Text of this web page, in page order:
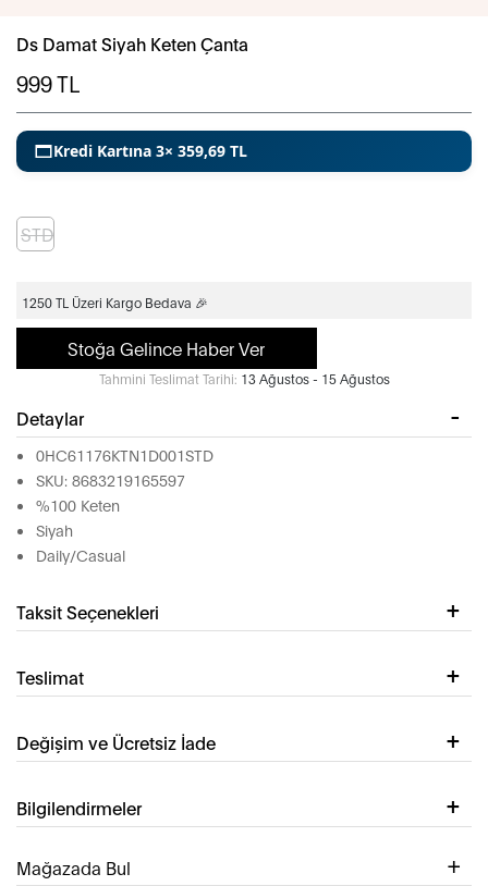
Ds Damat Siyah Keten Çanta
999TL
Kredi Kartına 3× 359,69 TL
STD
1250 TL Üzeri Kargo Bedava 🎉
Stoğa Gelince Haber Ver
Tahmini Teslimat Tarihi: 13 Ağustos - 15 Ağustos
Detaylar
0HC61176KTN1D001STD
SKU: 8683219165597
%100 Keten
Siyah
Daily/Casual
Taksit Seçenekleri
Teslimat
Değişim ve Ücretsiz İade
Bilgilendirmeler
Mağazada Bul